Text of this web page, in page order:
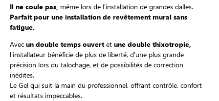
Il ne coule pas, même lors de l'installation de grandes dalles.
Parfait pour une installation de revêtement mural sans
fatigue.
Avec un double temps ouvertet une double thixotropie,
l'installateur bénéficie de plus de liberté, d'une plus grande
précision lors du talochage, et de possibilités de correction
inédites.
Le Gel qui suit la main du professionnel, offrant contrôle, confort
et résultats impeccables.